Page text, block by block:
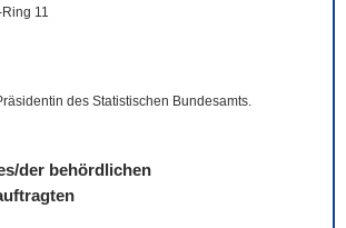
11
des Statistischen Bundesamts.
der behördlichen